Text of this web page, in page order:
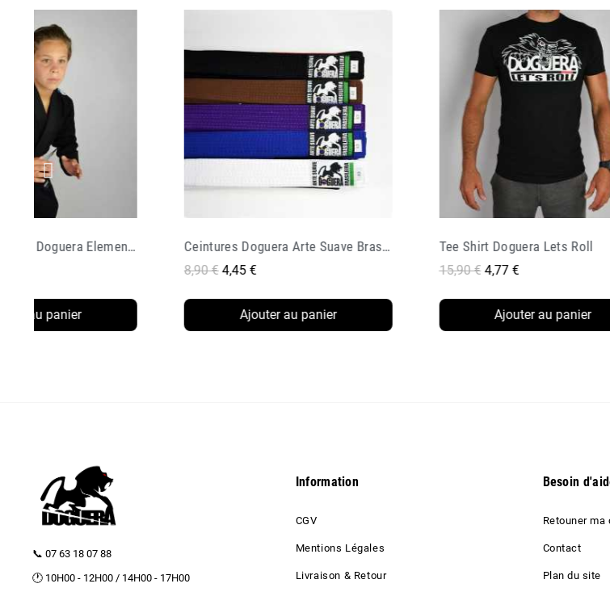
au panier
Tee Shirt Doguera Lets Roll
15,90 € 4,77 €
Ajouter au panier
Rashguard Doguera Ibjjf 2 0
44,90 € 22,45 €
Ajouter au panier
📞 07 63 18 07 88
🕐 10H00 - 12H00 / 14H00 - 17H00
Information
CGV
Mentions Légales
Livraison & Retour
Besoin
Retouner ma
Contact
Plan du site